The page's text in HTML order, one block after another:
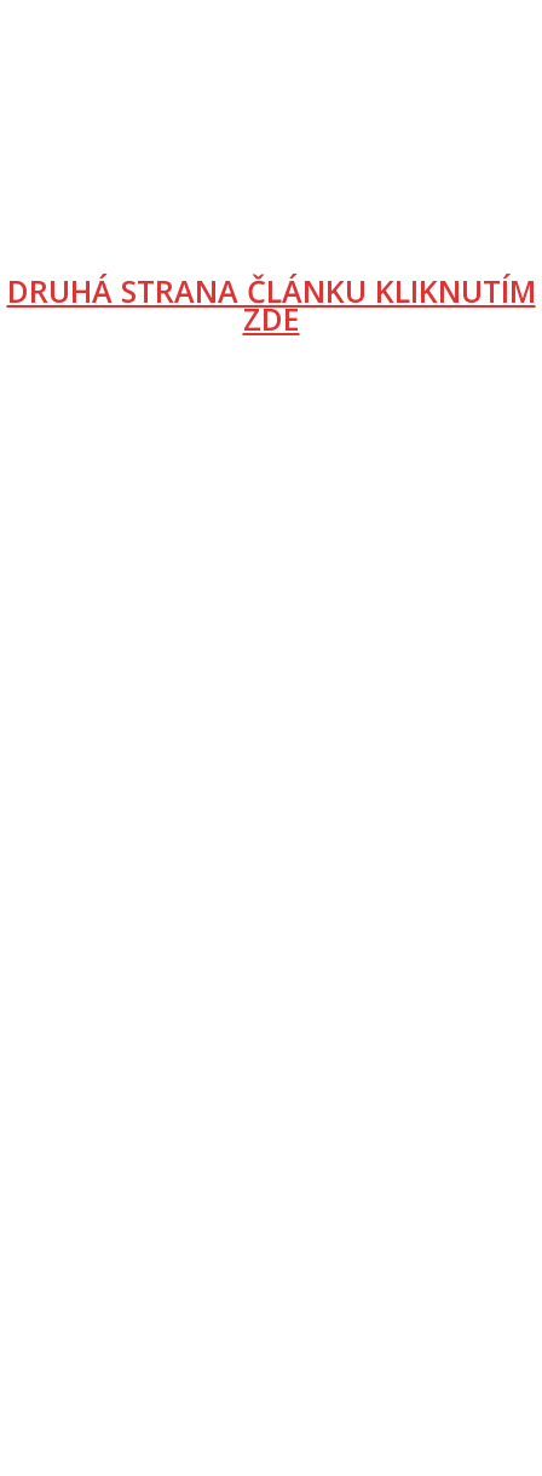
DRUHÁ STRANA ČLÁNKU KLIKNUTÍM
ZDE